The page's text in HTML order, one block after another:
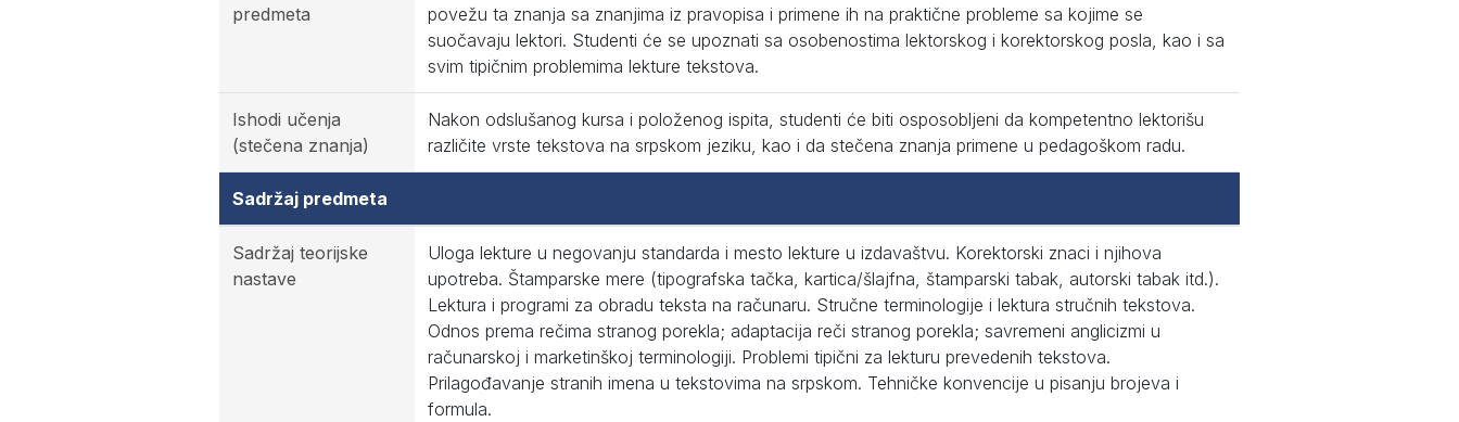
predmeta
povežu ta znanja sa znanjima iz pravopisa i primene ih na praktične probleme sa kojime se
suočavaju lektori. Studenti će se upoznati sa osobenostima lektorskog i korektorskog posla, kao i sa
svim tipičnim problemima lekture tekstova.
Ishodi učenja
(stečena znanja)
Nakon odslušanog kursa i položenog ispita, studenti će biti osposobljeni da kompetentno lektorišu
različite vrste tekstova na srpskom jeziku, kao i da stečena znanja primene u pedagoškom radu.
Sadržaj predmeta
Sadržaj teorijske
nastave
Uloga lekture u negovanju standarda i mesto lekture u izdavaštvu. Korektorski znaci i njihova
upotreba. Štamparske mere (tipografska tačka, kartica/šlajfna, štamparski tabak, autorski tabak itd.).
Lektura i programi za obradu teksta na računaru. Stručne terminologije i lektura stručnih tekstova.
Odnos prema rečima stranog porekla; adaptacija reči stranog porekla; savremeni anglicizmi u
računarskoj i marketinškoj terminologiji. Problemi tipični za lekturu prevedenih tekstova.
Prilagođavanje stranih imena u tekstovima na srpskom. Tehničke konvencije u pisanju brojeva i
formula.